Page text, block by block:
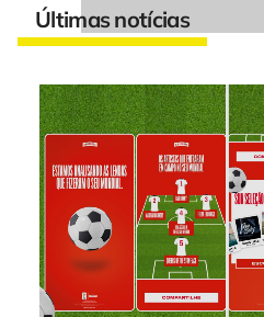
Últimas notícias